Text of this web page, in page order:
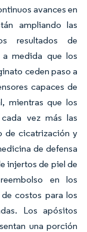
avances en
ampliando las
resultados de
medida que los
ceden paso a
capaces de
mientras que los
cada vez más las
de cicatrización y
de defensa
injertos de piel de
en los
costos para los
Los apósitos
una porción